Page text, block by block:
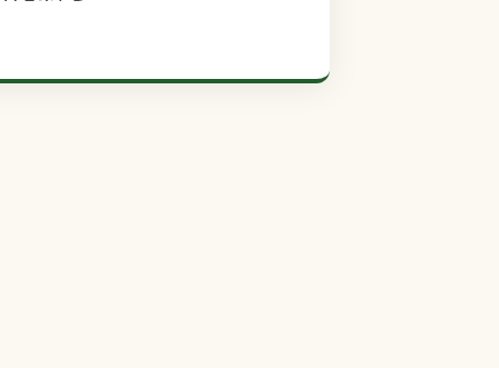
鈴木塗装さんに修理依頼のメ
を確認してくれました。そし